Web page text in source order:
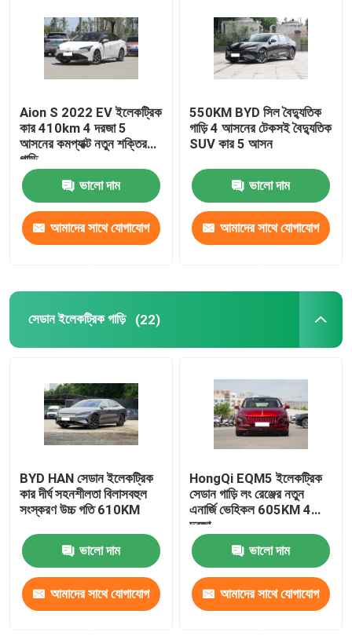
আমাদের সম্পর্কে
মান নিয়ন্ত্রণ
আমাদের সাথে যোগাযোগ করুন
খবর
সব ক্ষেত্রেই
ইভি ইলেকট্রিক কার
সেডান ইলেকট্রিক গাড়ি
এসইউভি ইলেকট্রিক গাড়ি
মিনি ইলেকট্রিক গাড়ি
এমপিভি ইলেকট্রিক গাড়ি
Aion S 2022 EV ইলেকট্রিক
কার 410km 4 দরজা 5
আসনের কমপ্যাক্ট নতুন শক্তির
গাড়ি
ভালো দাম
আমাদের সাথে যোগাযোগ
550KM BYD সিল বৈদ্যুতিক
গাড়ি 4 আসনের টেকসই বৈদ্যুতিক
SUV কার 5 আসন
ভালো দাম
আমাদের সাথে যোগাযোগ
সেডান ইলেকট্রিক গাড়ি (22)
BYD HAN সেডান ইলেকট্রিক
কার দীর্ঘ সহনশীলতা বিলাসবহুল
সংস্করণ উচ্চ গতি 610KM
ভালো দাম
আমাদের সাথে যোগাযোগ
HongQi EQM5 ইলেকট্রিক
সেডান গাড়ি লং রেঞ্জের নতুন
এনার্জি ভেহিকল 605KM 4
দরজা
ভালো দাম
আমাদের সাথে যোগাযোগ